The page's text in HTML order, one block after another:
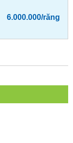
6.000.000/răng